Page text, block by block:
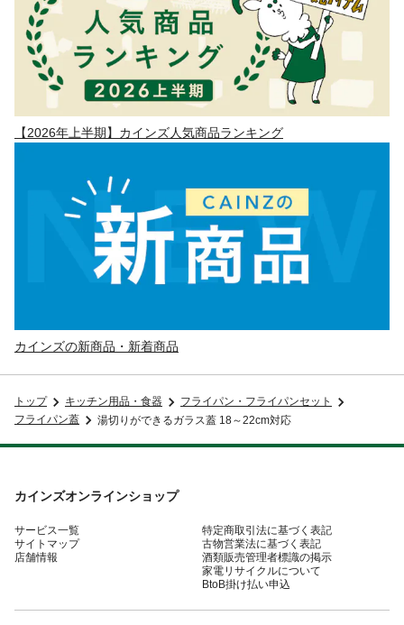
【2026年上半期】カインズ人気商品ランキング
カインズの新商品・新着商品
トップ キッチン用品・食器
フライパン・フライパンセット
フライパン蓋
湯切りができるガラス蓋 18～22cm対応
カインズオンラインショップ
サービス一覧
サイトマップ
店舗情報
特定商取引法に基づく表記
古物営業法に基づく表記
酒類販売管理者標識の掲示
家電リサイクルについて
BtoB掛け払い申込